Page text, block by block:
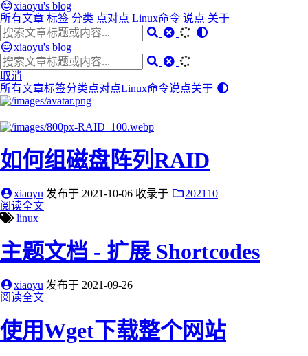
xiaoyu's blog
所有文章 标签 分类 点对点 Linux命令 说点 关于
xiaoyu's blog
取消
所有文章标签分类点对点Linux命令说点关于
如何组磁盘阵列RAID
xiaoyu 发布于 2021-10-06 收录于
202110
阅读全文
linux
主题文档 - 扩展 Shortcodes
xiaoyu 发布于 2021-09-26
阅读全文
使用Wget下载整个网站